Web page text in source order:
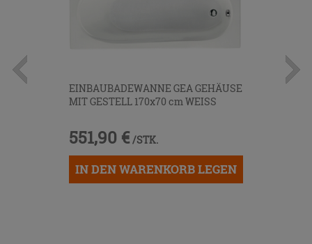
EINBAUBADEWANNE GEA GEHÄUSE
MIT GESTELL 170x70 cm WEISS
551,90 € /STK.
IN DEN WARENKORB LEGEN